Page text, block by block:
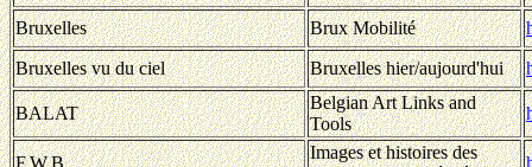
Bruxelles
Brux Mobilité
Bruxelles vu du ciel
Bruxelles hier/aujourd'hui
BALAT
Belgian Art Links and
Tools
Images et histoires des